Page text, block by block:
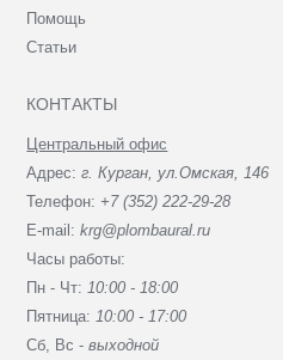
Помощь
Статьи
КОНТАКТЫ
Центральный офис
Адрес:г. Курган, ул.Омская, 146
Телефон: +7 (352) 222-29-28
E-mail:krg@plombaural.ru
Часы работы:
Пн - Чт: 10:00 - 18:00
Пятница: 10:00 - 17:00
Сб, Вc -выходной